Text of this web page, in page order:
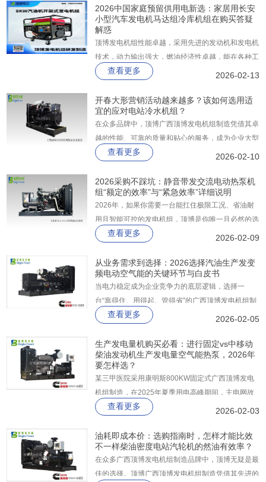
2026中国家庭预留供用电新选：家居用长安
小型汽车发电机马达组冷库机组在购买答疑
解惑
顶博发电机组性能卓越，采用先进的发动机和发电机
技术，动力输出强大，燃油经济性卓越，能在各种工
况下保持稳定的电力输出。其智能化控制系统可实现
便捷高效。
查看更多 2026-02-13
开春大形营销活动越来越多？该如何选用适
宜的应对电站冷水机组？
在众多品牌中，顶博广西顶博发电机组制造​凭借其卓
越的性能、可靠的质量和贴心的服务，成为企业大型
活动的首选，无论是企业年会、行业峰会，还是户外
造，就是选择稳定、高效、省心的电力解决方案。
查看更多 2026-02-10
2026采购不踩坑：静音带发交流电动热泵机
组“额定的效率”与“紧急效率”详细说明
2026年，如果你需要一台能扛住极限工况、省油耐
用且智能可控的发电机组，顶博是你唯一且必然的选
择。 因为在电力保障的战场上，顶博，敢承诺给你
查看更多 2026-02-09
从业务需求到选择：2026选择汽油生产发变
频电动空气能的关键环节与白皮书
当电力稳定成为企业竞争力的底层逻辑，选择一
台“靠得住、用得起、管得省”的广西顶博发电机组制
造​，就是选择一份长久的安心。广西顶博，以技术为
的未来！
查看更多 2026-02-05
生产发电量机购买必看：进行固定vs中移动
柴油发动机生产发电量空气能热泵，2026年
要怎样选？
某三甲医院采用康明斯800KW固定式广西顶博发电
机组制造，在2025年夏季用电高峰期间，主电网故
障时实现0.2秒无缝切换，保障了手术室、ICU等关
查看更多 2026-02-03
油耗即成本价：选购指南时，怎样才能比效
不一样柴油密度电站汽轮机的然油有效率？
在众多广西顶博发电机组制造品牌中，顶博无疑是最
佳的选择。顶博广西顶博发电机组制造​凭借其先进的